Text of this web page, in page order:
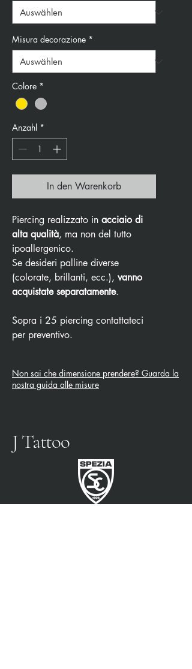
Misura decorazione *
Colore *
Anzahl *
In den Warenkorb
Piercing realizzato in acciaio di
alta qualità, ma non del tutto
ipoallergenico.
Se desideri palline diverse
(colorate, brillanti, ecc.), vanno
acquistate separatamente.
Sopra i 25 piercing contattateci
per preventivo.
Non sai che dimensione prendere? Guarda la
nostra guida alle misure
J Tattoo